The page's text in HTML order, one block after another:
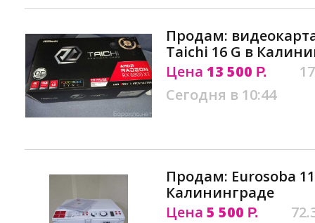
Продам: видеокарта
Taichi 16 G в
Цена 13 500 Р.
Сегодня в 10:44
Продам: Eurosoba
Калининграде
Цена 5 500 Р.